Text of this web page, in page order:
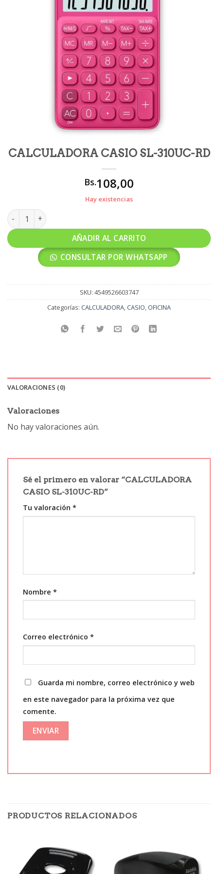
CALCULADORA CASIO SL-310UC-RD
Bs.108,00
Hay existencias
CALCULADORA CASIO SL-310UC-RD cantidad
AÑADIR AL CARRITO
CONSULTAR POR WHATSAPP
SKU: 4549526603747
Categorías: CALCULADORA, CASIO, OFICINA
VALORACIONES (0)
Valoraciones
No hay valoraciones aún.
Sé el primero en valorar “CALCULADORA
CASIO SL-310UC-RD”
Tu valoración *
Nombre *
Correo electrónico *
Guarda mi nombre, correo electrónico y web
en este navegador para la próxima vez que
comente.
PRODUCTOS RELACIONADOS